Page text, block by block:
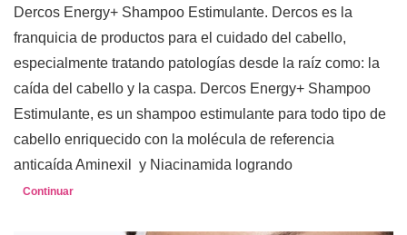
Dercos Energy+ Shampoo Estimulante. Dercos es la
franquicia de productos para el cuidado del cabello,
especialmente tratando patologías desde la raíz como: la
caída del cabello y la caspa. Dercos Energy+ Shampoo
Estimulante, es un shampoo estimulante para todo tipo de
cabello enriquecido con la molécula de referencia
anticaída Aminexil y Niacinamida logrando
Continuar